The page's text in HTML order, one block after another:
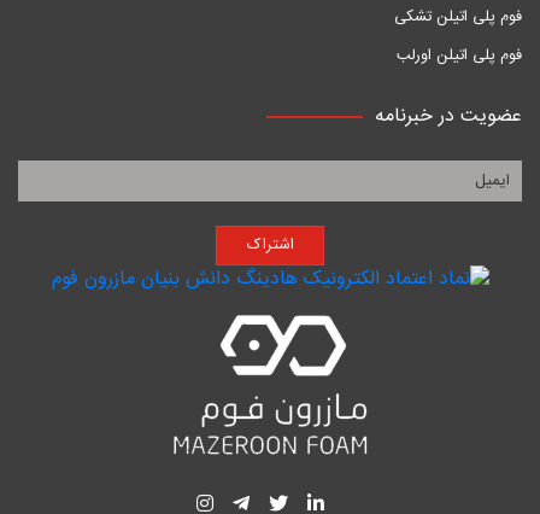
فوم پلی اتیلن تشکی
فوم پلی اتیلن اورلب
عضویت در خبرنامه
اشتراک